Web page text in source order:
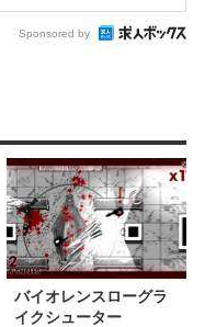
Sponsored by
バイオレンスローグラ
イクシューター